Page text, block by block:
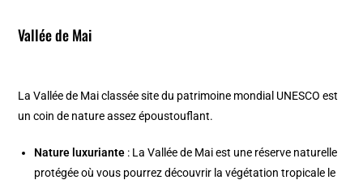
Vallée de Mai
La Vallée de Mai classée site du patrimoine mondial UNESCO est
un coin de nature assez époustouflant.
Nature luxuriante : La Vallée de Mai est une réserve naturelle
protégée où vous pourrez découvrir la végétation tropicale le